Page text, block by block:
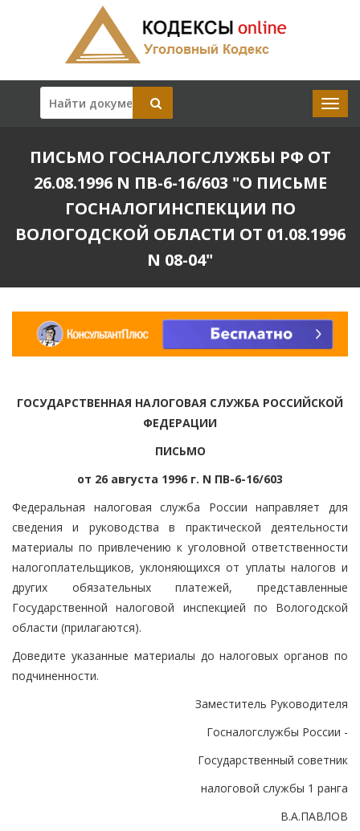
ПИСЬМО ГОСНАЛОГСЛУЖБЫ РФ ОТ
26.08.1996 N ПВ-6-16/603 "О ПИСЬМЕ
ГОСНАЛОГИНСПЕКЦИИ ПО
ВОЛОГОДСКОЙ ОБЛАСТИ ОТ 01.08.1996
N 08-04"
ГОСУДАРСТВЕННАЯ НАЛОГОВАЯ СЛУЖБА РОССИЙСКОЙ
ФЕДЕРАЦИИ
ПИСЬМО
от 26 августа 1996 г. N ПВ-6-16/603
Федеральная налоговая служба России направляет для
сведения и руководства в практической деятельности
материалы по привлечению к уголовной ответственности
налогоплательщиков, уклоняющихся от уплаты налогов и
других обязательных платежей, представленные
Государственной налоговой инспекцией по Вологодской
области (прилагаются).
Доведите указанные материалы до налоговых органов по
подчиненности.
Заместитель Руководителя
Госналогслужбы России -
Государственный советник
налоговой службы 1 ранга
В.А.ПАВЛОВ